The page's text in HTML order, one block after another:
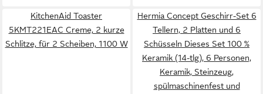
KitchenAid Toaster
5KMT221EAC Creme, 2 kurze
Schlitze, für 2 Scheiben, 1100 W
Hermia Concept Geschirr-Set 6
Tellern, 2 Platten und 6
Schüsseln Dieses Set 100 %
Keramik (14-tlg), 6 Personen,
Keramik, Steinzeug,
spülmaschinenfest und